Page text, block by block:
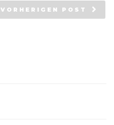
VORHERIGEN POST